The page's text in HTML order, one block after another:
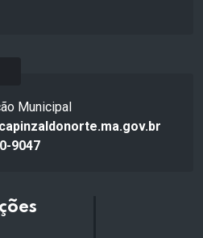
Municipal
9047